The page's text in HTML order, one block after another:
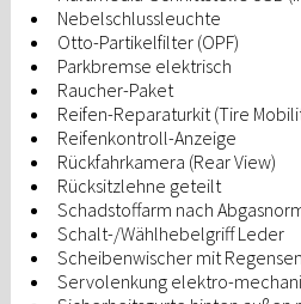
Nebelschlussleuchte
Otto-Partikelfilter (OPF)
Parkbremse elektrisch
Raucher-Paket
Reifen-Reparaturkit (Tire
Reifenkontroll-Anzeige
Rückfahrkamera (Rear View)
Rücksitzlehne geteilt
Schadstoffarm nach
Schalt-/Wählhebelgriff Leder
Scheibenwischer mit
Servolenkung elektro-